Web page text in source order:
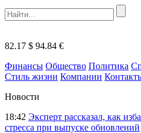
82.17 $ 94.84 €
Финансы Общество Политика
Стиль жизни Компании
Новости
18:42 Эксперт рассказал, как
стресса при выпуске обновлений